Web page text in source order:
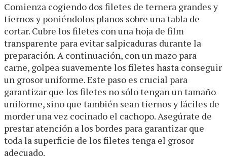
Comienza cogiendo dos filetes de ternera grandes y
tiernos y poniéndolos planos sobre una tabla de
cortar. Cubre los filetes con una hoja de film
transparente para evitar salpicaduras durante la
preparación. A continuación, con un mazo para
carne, golpea suavemente los filetes hasta conseguir
un grosor uniforme. Este paso es crucial para
garantizar que los filetes no sólo tengan un tamaño
uniforme, sino que también sean tiernos y fáciles de
morder una vez cocinado el cachopo. Asegúrate de
prestar atención a los bordes para garantizar que
toda la superficie de los filetes tenga el grosor
adecuado.